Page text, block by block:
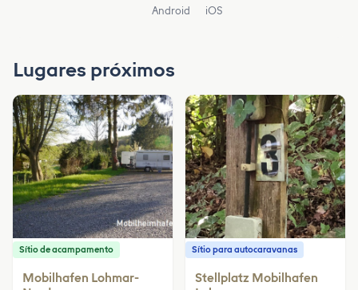
Android iOS
Lugares próximos
Sítio de acampamento
Mobilhafen Lohmar-
Sítio para autocaravanas
Stellplatz Mobilhafen